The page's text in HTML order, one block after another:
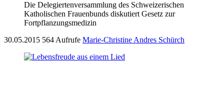
Die Delegiertenversammlung des Schweizerischen
Katholischen Frauenbunds diskutiert Gesetz zur
Fortpflanzungsmedizin
30.05.2015 564 Aufrufe Marie-Christine Andres Schürch